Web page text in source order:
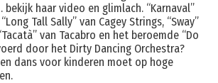
haar video en glimlach. “Karnaval”
Tall Sally” van Cagey Strings, “Sway”
van Tacabro en het beroemde “Do
door het Dirty Dancing Orchestra?
dans voor kinderen moet op hoge